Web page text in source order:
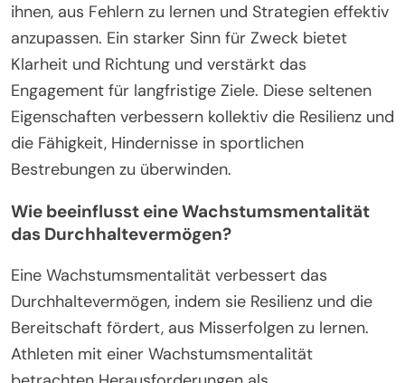
starken Sinn für Zweck beeinflusst. Diese
Eigenschaften befähigen Athleten, durch
Herausforderungen und Rückschläge
durchzuhalten. Intrinsische Motivation treibt sie an,
Ziele aus persönlicher Zufriedenheit und nicht für
externe Belohnungen zu verfolgen.
Anpassungsfähigkeit an Misserfolge ermöglicht es
anzupassen. Ein starker Sinn für Zweck bietet
Klarheit und Richtung und verstärkt das
Engagement für langfristige Ziele. Diese seltenen
Eigenschaften verbessern kollektiv die Resilienz und
die Fähigkeit, Hindernisse in sportlichen
Bestrebungen zu überwinden.